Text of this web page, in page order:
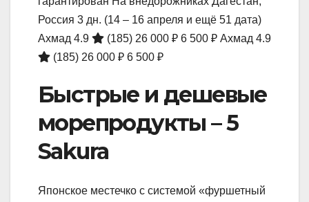
Россия 3 дн. (14 – 16 апреля и ещё 51 дата)
Ахмад 4.9
(185) 26 000 ₽ 6 500 ₽ Ахмад 4.9
(185) 26 000 ₽ 6 500 ₽
Быстрые и дешевые
морепродукты – 5
Sakura
Японское местечко с системой «фуршетный